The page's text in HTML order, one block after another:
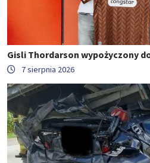
Gisli Thordarson wypożyczony
7 sierpnia 2026